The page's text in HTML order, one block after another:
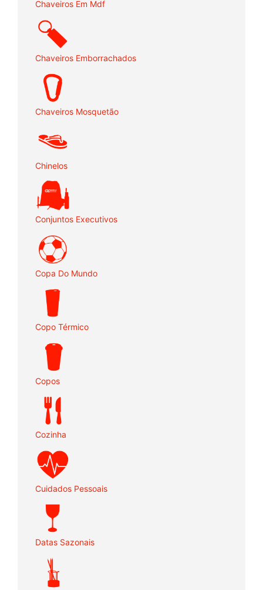
Chaveiros Em Mdf
Chaveiros Emborrachados
Chaveiros Mosquetão
Chinelos
Conjuntos Executivos
Copa Do Mundo
Copo Térmico
Copos
Cozinha
Cuidados Pessoais
Datas Sazonais